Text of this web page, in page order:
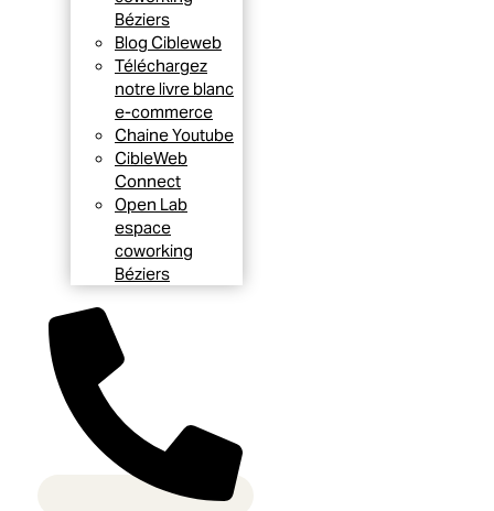
Béziers
Blog Cibleweb
Téléchargez
notre livre blanc
e-commerce
Chaine Youtube
CibleWeb
Connect
Open Lab
espace
coworking
Béziers